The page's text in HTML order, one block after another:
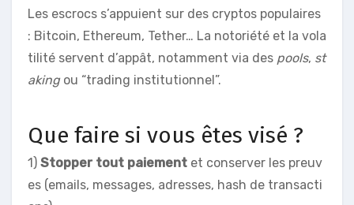
Les escrocs s’appuient sur des cryptos populaires
: Bitcoin, Ethereum, Tether… La notoriété et la vola
tilité servent d’appât, notamment via des pools, st
akingou “trading institutionnel”.
Que faire si vous êtes visé ?
1) Stopper tout paiement et conserver les preuv
es (emails, messages, adresses, hash de transacti